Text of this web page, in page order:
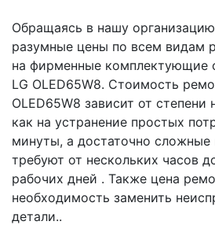
Обращаясь в нашу
разумные цены по всем видам
на фирменные комплектующие
LG OLED65W8. Стоимость
OLED65W8 зависит от степени
как на устранение простых
минуты, а достаточно сложные
требуют от нескольких часов
рабочих дней . Также цена
необходимость заменить
детали..